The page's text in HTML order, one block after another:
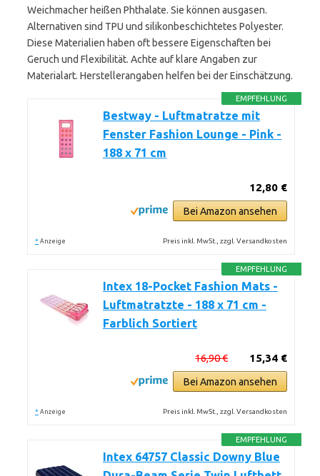
Weichmacher heißen Phthalate. Sie können ausgasen.
Alternativen sind TPU und silikonbeschichtetes Polyester.
Diese Materialien haben oft bessere Eigenschaften bei
Geruch und Flexibilität. Achte auf klare Angaben zur
Materialart. Herstellerangaben helfen bei der Einschätzung.
EMPFEHLUNG
Bestway - Luftmatratze mit
Fenster Fashion Lounge - Pink -
188 x 71 cm
12,80 €
Bei Amazon ansehen
* Anzeige Preis inkl. MwSt., zzgl. Versandkosten
EMPFEHLUNG
Intex 18-Pocket Fashion Mats -
Luftmatratzte - 188 x 71 cm -
Farblich Sortiert
15,34 €
16,90 €
Bei Amazon ansehen
* Anzeige Preis inkl. MwSt., zzgl. Versandkosten
EMPFEHLUNG
Intex 64757 Classic Downy Blue